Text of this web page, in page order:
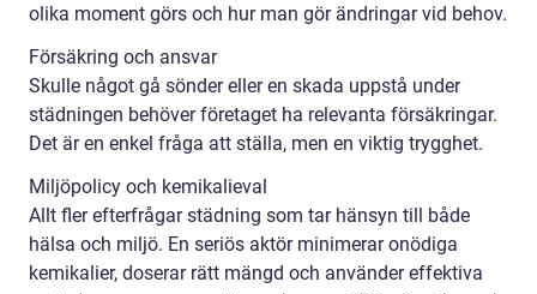
olika moment görs och hur man gör ändringar vid behov.
Försäkring och ansvar
Skulle något gå sönder eller en skada uppstå under
städningen behöver företaget ha relevanta försäkringar.
Det är en enkel fråga att ställa, men en viktig trygghet.
Miljöpolicy och kemikalieval
Allt fler efterfrågar städning som tar hänsyn till både
hälsa och miljö. En seriös aktör minimerar onödiga
kemikalier, doserar rätt mängd och använder effektiva